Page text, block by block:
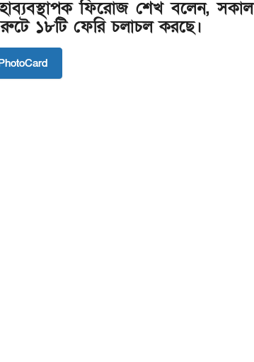
ফিরোজ শেখ বলেন, সকাল
১৮টি ফেরি চলাচল করছে।